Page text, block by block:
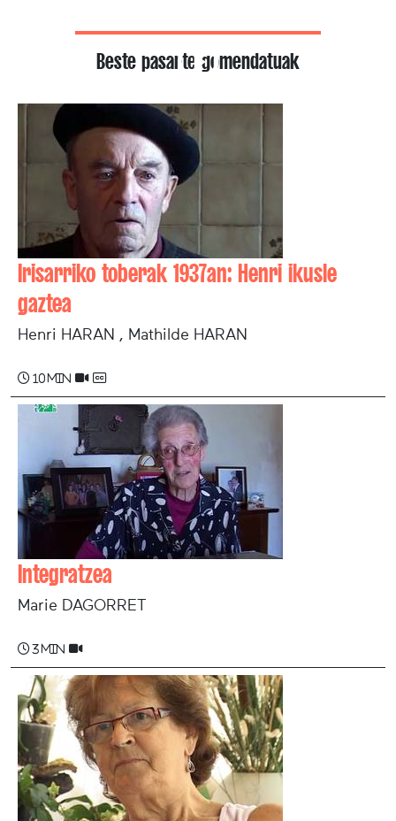
Beste pasarte gomendatuak
Irisarriko toberak 1937an: Henri ikusle
gaztea
Henri HARAN , Mathilde HARAN
10 min
Integratzea
Marie DAGORRET
3 min